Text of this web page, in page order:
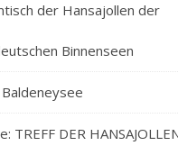
der Hansajollen der
Binnenseen
TREFF DER